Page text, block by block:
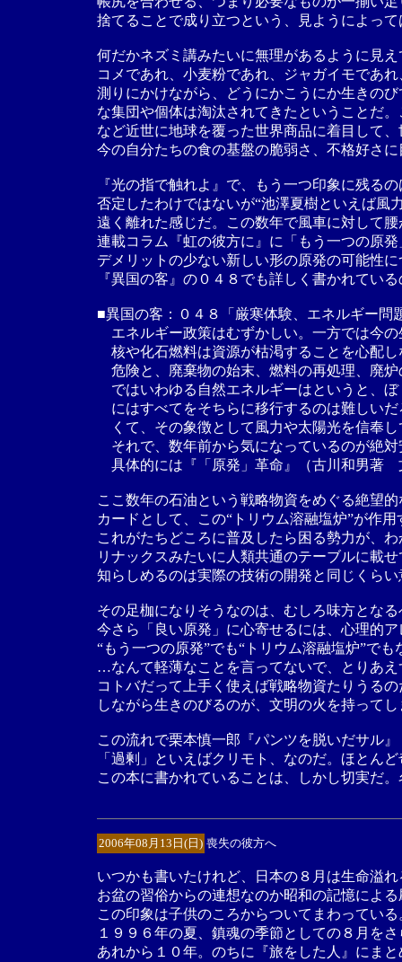
捨てることで成り立つという、見ようによっ
何だかネズミ講みたいに無理があるように見
コメであれ、小麦粉であれ、ジャガイモであ
測りにかけながら、どうにかこうにか生きの
な集団や個体は淘汰されてきたということだ
など近世に地球を覆った世界商品に着目して
今の自分たちの食の基盤の脆弱さ、不格好さ
『光の指で触れよ』で、もう一つ印象に残る
否定したわけではないが“池澤夏樹といえば風
遠く離れた感じだ。この数年で風車に対して
連載コラム『虹の彼方に』に「もう一つの原
デメリットの少ない新しい形の原発の可能性
『異国の客』の０４８でも詳しく書かれてい
■異国の客：０４８「厳寒体験、エネルギー
エネルギー政策はむずかしい。一方では今
核や化石燃料は資源が枯渇することを心配
危険と、廃棄物の始末、燃料の再処理、廃
ではいわゆる自然エネルギーはというと、
にはすべてをそちらに移行するのは難しい
くて、その象徴として風力や太陽光を信奉し
それで、数年前から気になっているのが絶対
具体的には『「原発」革命』（古川和男著
ここ数年の石油という戦略物資をめぐる絶望
カードとして、この“トリウム溶融塩炉”が作
これがたちどころに普及したら困る勢力が、
リナックスみたいに人類共通のテーブルに載
知らしめるのは実際の技術の開発と同じくら
その足枷になりそうなのは、むしろ味方とな
今さら「良い原発」に心寄せるには、心理的
“もう一つの原発”でも“トリウム溶融塩炉”で
…なんて軽薄なことを言ってないで、とりあ
コトバだって上手く使えば戦略物資たりうる
しながら生きのびるのが、文明の火を持って
この流れで栗本慎一郎『パンツを脱いだサル
「過剰」といえばクリモト、なのだ。ほとん
この本に書かれていることは、しかし切実だ
2006年08月13日(日) 喪失の彼方へ
いつかも書いたけれど、日本の８月は生命溢
お盆の習俗からの連想なのか昭和の記憶によ
この印象は子供のころからついてまわっている
１９９６年の夏、鎮魂の季節としての８月を
あれから１０年。のちに『旅をした人』にま